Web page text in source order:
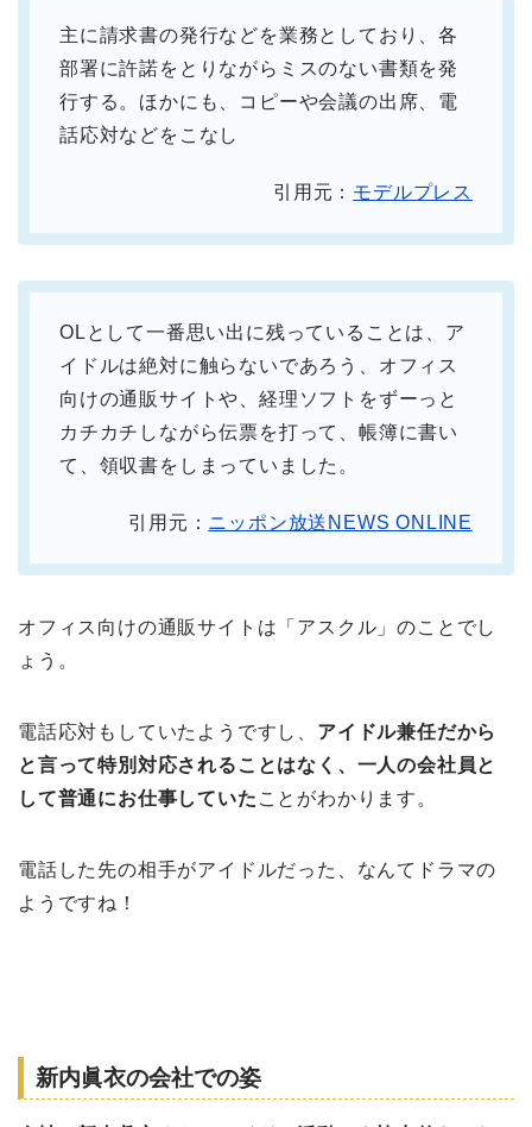
主に請求書の発行などを業務としており、各
部署に許諾をとりながらミスのない書類を発
行する。ほかにも、コピーや会議の出席、電
話応対などをこなし
引用元： モデルプレス
OLとして一番思い出に残っていることは、ア
イドルは絶対に触らないであろう、オフィス
向けの通販サイトや、経理ソフトをずーっと
カチカチしながら伝票を打って、帳簿に書い
て、領収書をしまっていました。
引用元： ニッポン放送NEWS ONLINE
オフィス向けの通販サイトは「アスクル」のことでし
ょう。
電話応対もしていたようですし、 アイドル兼任だから
と言って特別対応されることはなく、一人の会社員と
して普通にお仕事していた ことがわかります。
電話した先の相手がアイドルだった、なんてドラマの
ようですね！
新内眞衣の会社での姿